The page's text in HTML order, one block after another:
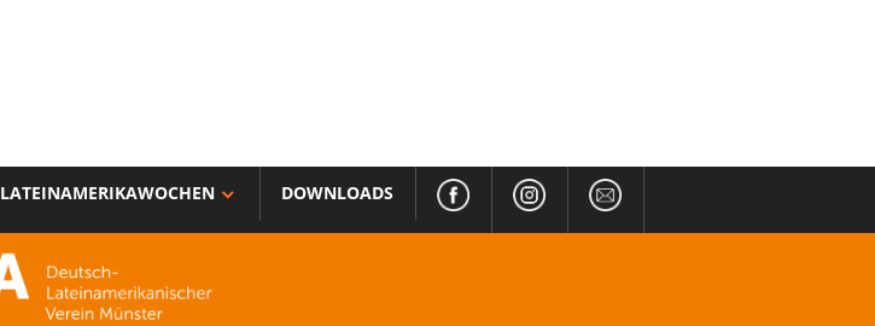
LATEINAMERIKAWOCHEN DOWNLOADS